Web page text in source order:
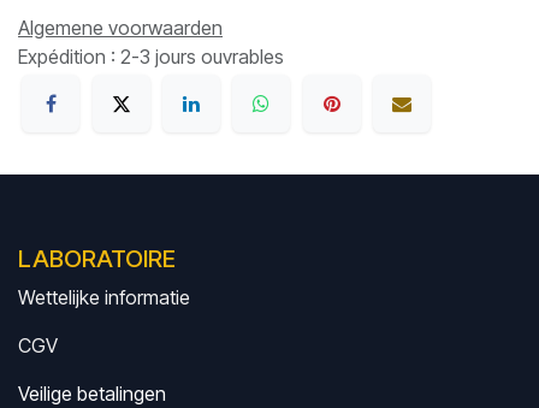
Algemene voorwaarden
Expédition : 2-3 jours ouvrables
LABORATOIRE
Wettelijke informatie
CGV
Veilige betalingen